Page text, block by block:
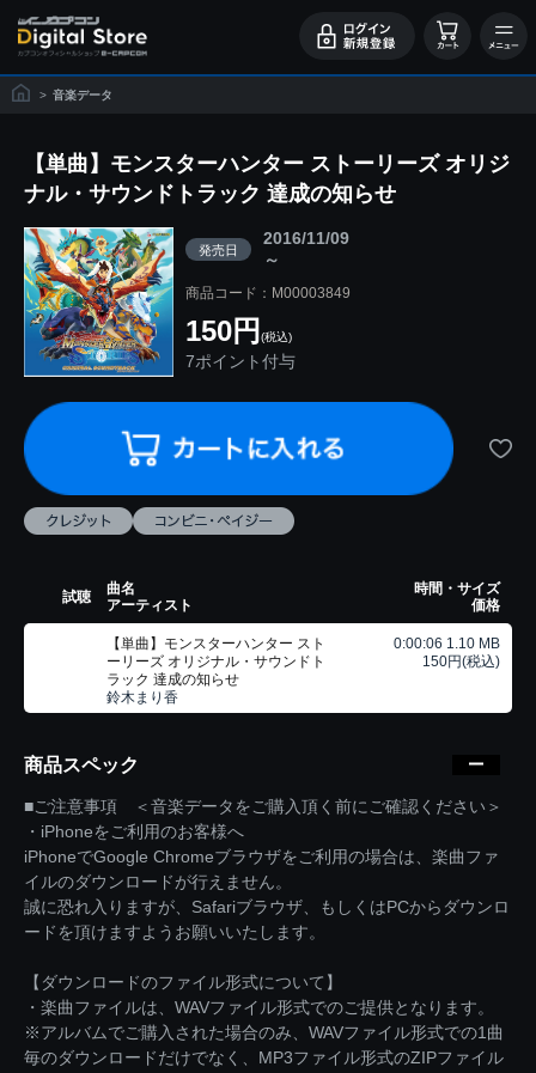
> 音楽データ
【単曲】モンスターハンター ストーリーズ オリジ
ナル・サウンドトラック 達成の知らせ
発売日
2016/11/09
～
商品コード：M00003849
150円 (税込)
7ポイント付与
試聴
曲名
アーティスト
時間・サイズ
価格
【単曲】モンスターハンター スト
ーリーズ オリジナル・サウンドト
ラック 達成の知らせ
鈴木まり香
0:00:06 1.10 MB
150円(税込)
商品スペック
■ご注意事項 ＜音楽データをご購入頂く前にご確認ください＞
・iPhoneをご利用のお客様へ
iPhoneでGoogle Chromeブラウザをご利用の場合は、楽曲ファ
イルのダウンロードが行えません。
誠に恐れ入りますが、Safariブラウザ、もしくはPCからダウンロ
ードを頂けますようお願いいたします。
【ダウンロードのファイル形式について】
・楽曲ファイルは、WAVファイル形式でのご提供となります。
※アルバムでご購入された場合のみ、WAVファイル形式での1曲
毎のダウンロードだけでなく、MP3ファイル形式のZIPファイル